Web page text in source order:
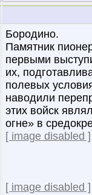
Бородино.
Памятник
первыми
их,
полевых
наводили
этих войск
огне» в
[ image disabled ]
[ image disabled ]